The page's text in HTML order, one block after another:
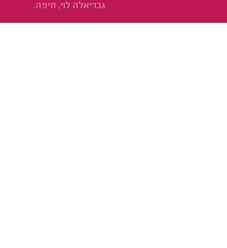
גבריאלה לוי, חיפה.